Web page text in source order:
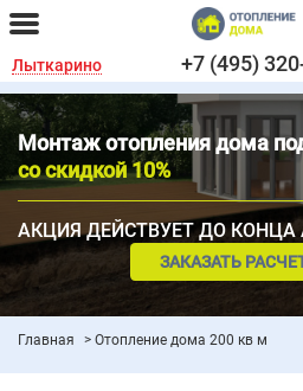
Лыткарино +7 (495)
Монтаж отопления дома
со скидкой 10%
АКЦИЯ ДЕЙСТВУЕТ ДО КОНЦА
ЗАКАЗАТЬ
Главная Отопление дома 200 кв м